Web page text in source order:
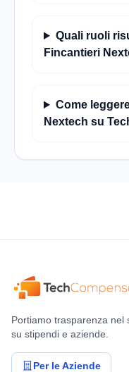
Quali ruoli
Fincantieri
Come
Nextech su
Portiamo trasparenza nel
su stipendi e aziende.
Per le Aziende